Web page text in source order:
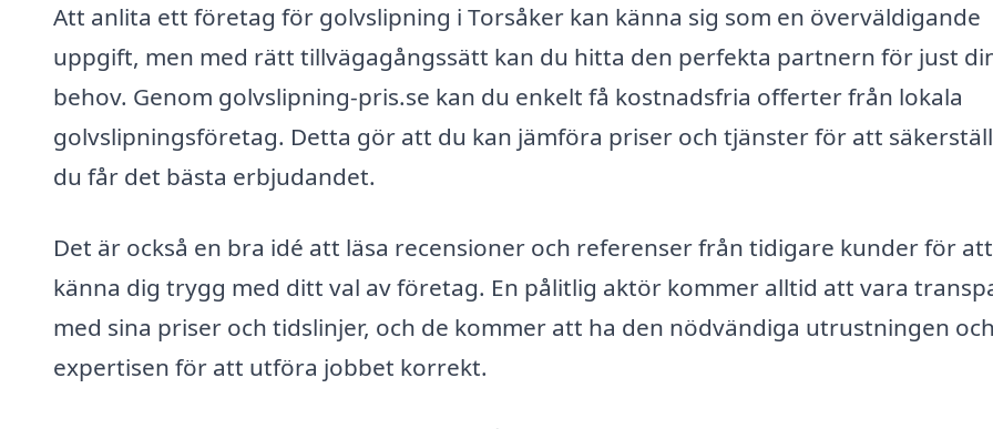
Att anlita ett företag för golvslipning i Torsåker kan känna sig som en överväldigande
uppgift, men med rätt tillvägagångssätt kan du hitta den perfekta partnern för just
behov. Genom golvslipning-pris.se kan du enkelt få kostnadsfria offerter från lokala
golvslipningsföretag. Detta gör att du kan jämföra priser och tjänster för att
du får det bästa erbjudandet.
Det är också en bra idé att läsa recensioner och referenser från tidigare kunder för att
känna dig trygg med ditt val av företag. En pålitlig aktör kommer alltid att vara
med sina priser och tidslinjer, och de kommer att ha den nödvändiga utrustningen och
expertisen för att utföra jobbet korrekt.